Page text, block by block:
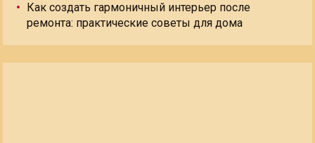
Как создать гармоничный интерьер после
ремонта: практические советы для дома